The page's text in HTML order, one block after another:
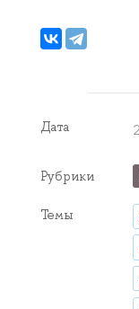
Дата
Рубрики
Темы